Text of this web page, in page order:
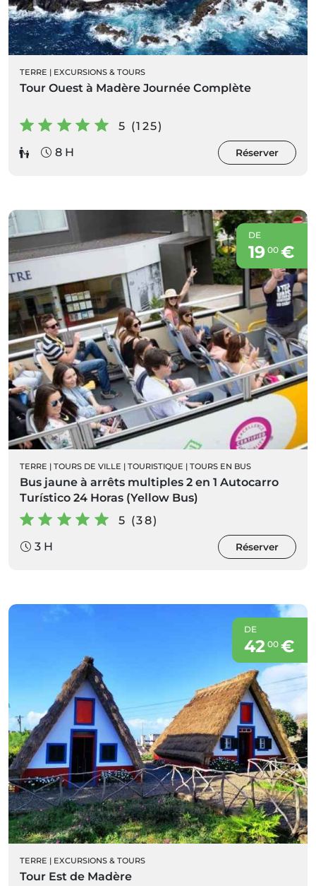
TERRE | EXCURSIONS & TOURS
Tour Ouest à Madère Journée Complète
5 (125)
8 H
Réserver
DE
19 00€
TERRE | TOURS DE VILLE | TOURISTIQUE | TOURS EN BUS
Bus jaune à arrêts multiples 2 en 1 Autocarro
Turístico 24 Horas (Yellow Bus)
5 (38)
3 H
Réserver
DE
42 00€
TERRE | EXCURSIONS & TOURS
Tour Est de Madère